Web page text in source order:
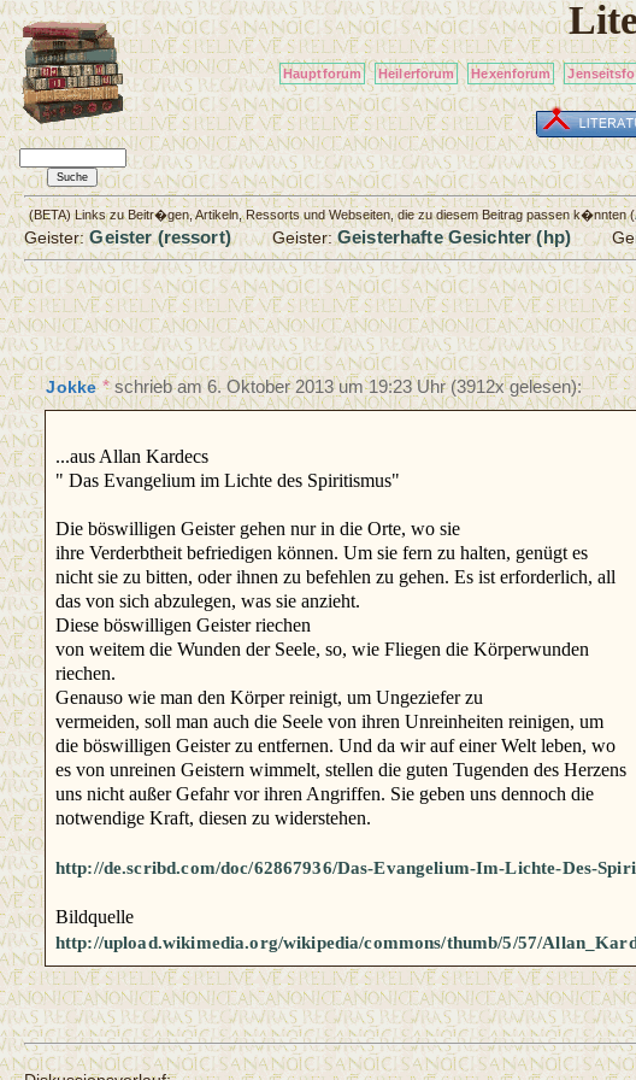
Hauptforum Heilerforum Hexenforum
(BETA) Links zu Beitr�gen, Artikeln, Ressorts und Webseiten, die zu diesem Beitrag passen k�nnten (
Geister:Geister (ressort) Geister:Geisterhafte Gesichter (hp)
Jokke*schrieb am6. Oktober 2013 um 19:23 Uhr(3912x gelesen):
...aus Allan Kardecs
" Das Evangelium im Lichte des Spiritismus"
Die böswilligen Geister gehen nur in die Orte, wo sie
ihre Verderbtheit befriedigen können. Um sie fern zu halten, genügt es
nicht sie zu bitten, oder ihnen zu befehlen zu gehen. Es ist erforderlich, all
das von sich abzulegen, was sie anzieht.
Diese böswilligen Geister riechen
von weitem die Wunden der Seele, so, wie Fliegen die Körperwunden
riechen.
Genauso wie man den Körper reinigt, um Ungeziefer zu
vermeiden, soll man auch die Seele von ihren Unreinheiten reinigen, um
die böswilligen Geister zu entfernen. Und da wir auf einer Welt leben, wo
es von unreinen Geistern wimmelt, stellen die guten Tugenden des Herzens
uns nicht außer Gefahr vor ihren Angriffen. Sie geben uns dennoch die
notwendige Kraft, diesen zu widerstehen.
http://de.scribd.com/doc/62867936/Das-Evangelium-Im-Lichte-Des-
Bildquelle
http://upload.wikimedia.org/wikipedia/commons/thumb/5/57/